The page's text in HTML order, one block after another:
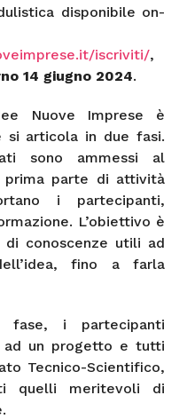
disponibile on-
iscriviti/,
14 giugno 2024.
Nuove Imprese è
si articola in due fasi.
sono ammessi al
prima parte di attività
i partecipanti,
L’obiettivo è
conoscenze utili ad
fino a farla
i partecipanti
ad un progetto e tutti
Tecnico-Scientifico,
quelli meritevoli di